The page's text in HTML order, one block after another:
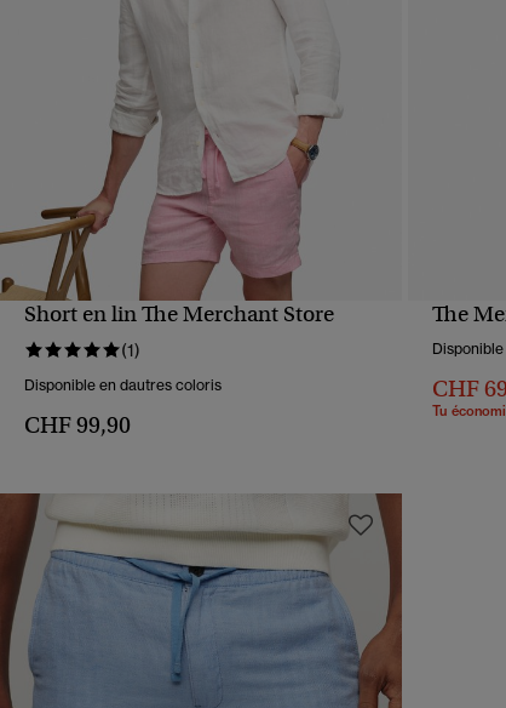
Short en lin The Merchant Store
(1)
Disponible en dautres coloris
CHF 99,90
The
CHF
Tu